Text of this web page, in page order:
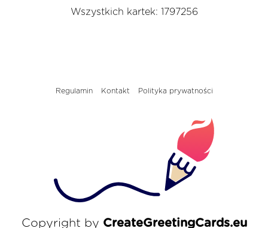
Wszystkich kartek: 1797256
Regulamin Kontakt Polityka prywatności
Copyright by CreateGreetingCards.eu